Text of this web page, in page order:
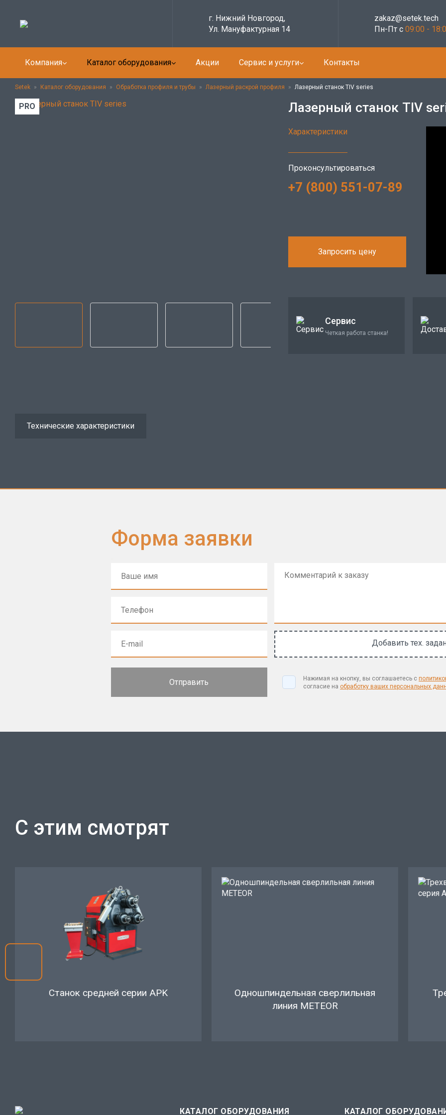
г. Нижний Новгород,
Ул. Мануфактурная 14
zakaz@setek.tech
Пн-Пт с 09:00 -
Компания Каталог оборудования Акции Сервис и услуги Контакты
Setek » Каталог оборудования » Обработка профиля и трубы » Лазерный раскрой профиля » Лазерный станок TIV series
PRO Лазерный станок TIV
Характеристики
Проконсультироваться
+7 (800) 551-07-89
Запросить цену
Сервис
Четкая работа станка!
Технические характеристики
Форма заявки
Добавить тех.
Нажимая на кнопку, вы соглашаетесь с
согласие на обработку ваших персональных
С этим смотрят
Станок средней серии APK
Одношпиндельная сверлильная
линия METEOR
КАТАЛОГ ОБОРУДОВАНИЯ КАТАЛОГ